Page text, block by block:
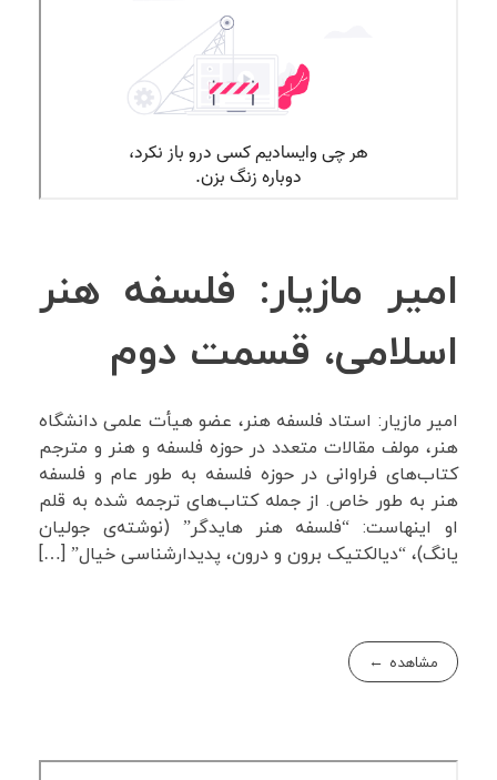
امیر مازیار: فلسفه هنر
اسلامی، قسمت دوم
امیر مازیار: استاد فلسفه هنر، عضو هیأت علمی دانشگاه
هنر، مولف مقالات متعدد در حوزه فلسفه و هنر و مترجم
کتاب‌های فراوانی در حوزه فلسفه‌ به طور عام و فلسفه
هنر به طور خاص. از جمله کتاب‌های ترجمه شده به قلم
او اینهاست: “فلسفه هنر هایدگر” (نوشته‌ی جولیان
یانگ)، “دیالکتیک برون و درون، پدیدارشناسی خیال” […]
مشاهده